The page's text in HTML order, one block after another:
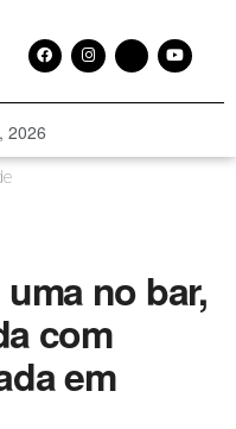
2026
no bar,
com
em